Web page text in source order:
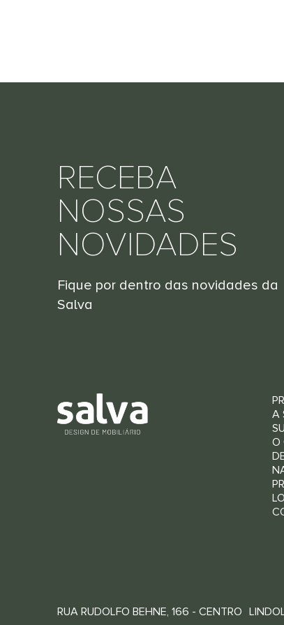
RECEBA
NOSSAS
NOVIDADES
Fique por dentro das novidades da
Salva
A
O
RUA RUDOLFO BEHNE, 166 - CENTRO